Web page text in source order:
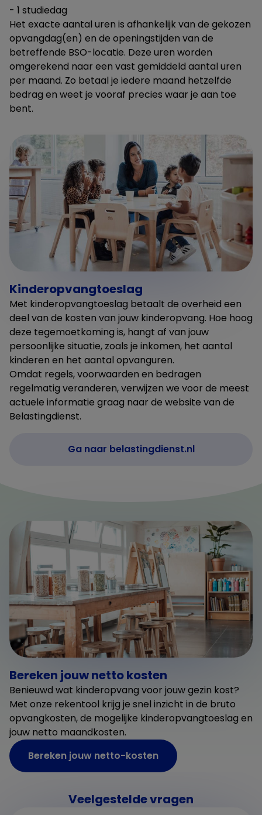
- 1 studiedag
Het exacte aantal uren is afhankelijk van de gekozen
opvangdag(en) en de openingstijden van de
betreffende BSO-locatie. Deze uren worden
omgerekend naar een vast gemiddeld aantal uren
per maand. Zo betaal je iedere maand hetzelfde
bedrag en weet je vooraf precies waar je aan toe
bent.
Kinderopvangtoeslag
Met kinderopvangtoeslag betaalt de overheid een
deel van de kosten van jouw kinderopvang. Hoe hoog
deze tegemoetkoming is, hangt af van jouw
persoonlijke situatie, zoals je inkomen, het aantal
kinderen en het aantal opvanguren.
Omdat regels, voorwaarden en bedragen
regelmatig veranderen, verwijzen we voor de meest
actuele informatie graag naar de website van de
Belastingdienst.
Ga naar belastingdienst.nl
Bereken jouw netto kosten
Benieuwd wat kinderopvang voor jouw gezin kost?
Met onze rekentool krijg je snel inzicht in de bruto
opvangkosten, de mogelijke kinderopvangtoeslag en
jouw netto maandkosten.
Bereken jouw netto-kosten
Veelgestelde vragen